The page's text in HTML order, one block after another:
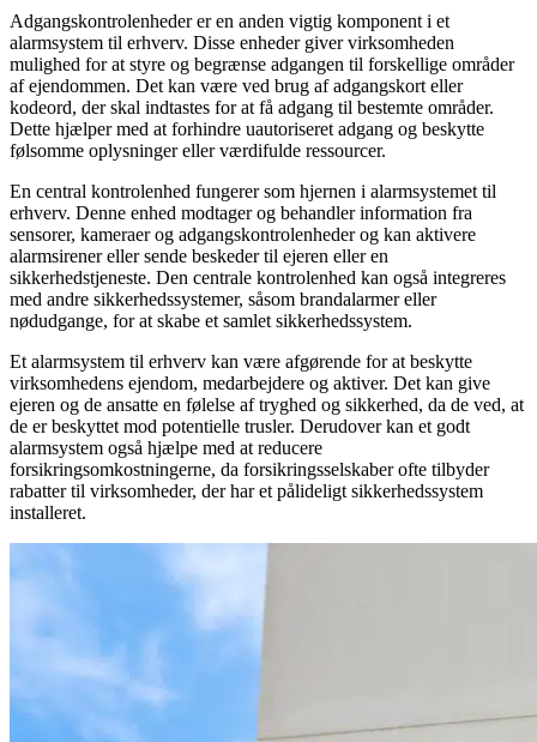
Adgangskontrolenheder er en anden vigtig komponent i et
alarmsystem til erhverv. Disse enheder giver virksomheden
mulighed for at styre og begrænse adgangen til forskellige områder
af ejendommen. Det kan være ved brug af adgangskort eller
kodeord, der skal indtastes for at få adgang til bestemte områder.
Dette hjælper med at forhindre uautoriseret adgang og beskytte
følsomme oplysninger eller værdifulde ressourcer.
En central kontrolenhed fungerer som hjernen i alarmsystemet til
erhverv. Denne enhed modtager og behandler information fra
sensorer, kameraer og adgangskontrolenheder og kan aktivere
alarmsirener eller sende beskeder til ejeren eller en
sikkerhedstjeneste. Den centrale kontrolenhed kan også integreres
med andre sikkerhedssystemer, såsom brandalarmer eller
nødudgange, for at skabe et samlet sikkerhedssystem.
Et alarmsystem til erhverv kan være afgørende for at beskytte
virksomhedens ejendom, medarbejdere og aktiver. Det kan give
ejeren og de ansatte en følelse af tryghed og sikkerhed, da de ved, at
de er beskyttet mod potentielle trusler. Derudover kan et godt
alarmsystem også hjælpe med at reducere
forsikringsomkostningerne, da forsikringsselskaber ofte tilbyder
rabatter til virksomheder, der har et pålideligt sikkerhedssystem
installeret.